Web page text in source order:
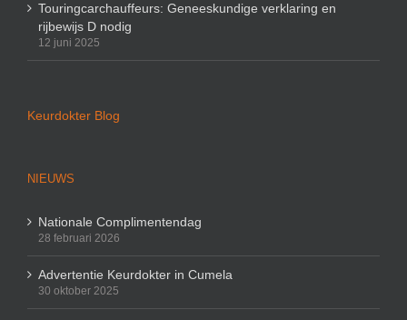
Touringcarchauffeurs: Geneeskundige verklaring en
rijbewijs D nodig
12 juni 2025
Keurdokter Blog
NIEUWS
Nationale Complimentendag
28 februari 2026
Advertentie Keurdokter in Cumela
30 oktober 2025